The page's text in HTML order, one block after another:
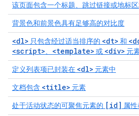
该页面包含一个标题、跳过链接或地标
背景色和前景色具有足够高的对比度
<dl> 只包含经过适当排序的 <dt> 和
<script>、 <template> 或 <div> 元
定义列表项已封装在 <dl> 元素中
文档包含 <title> 元素
处于活动状态的可聚焦元素的 [id] 属